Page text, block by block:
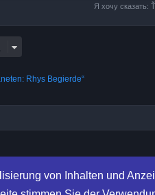
von Inhalten und
Я хочу сказать:
Rhys Begierde“